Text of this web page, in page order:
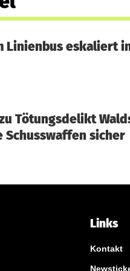
Linienbus eskaliert
Tötungsdelikt
Schusswaffen sicher
Links
Kontakt